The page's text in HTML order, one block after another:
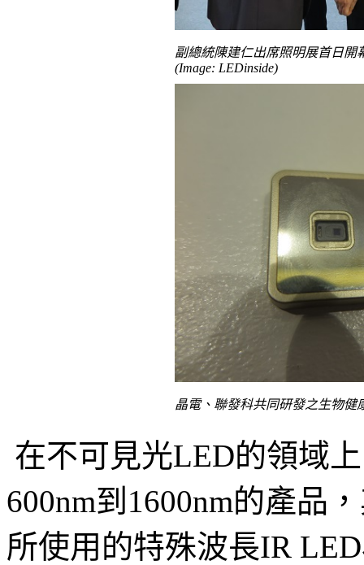
副總統陳建仁出席照明展首日開
(Image: LEDinside)
晶電、聯發科共同研發之生物健
在不可見光LED的領域
600nm到1600nm的產品
所使用的特殊波長IR